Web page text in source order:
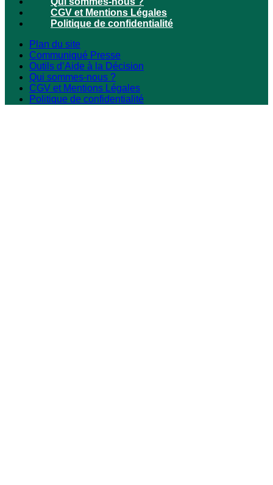
CGV et Mentions Légales
Politique de confidentialité
Plan du site
Communiqué Presse
Outils d’Aide à la Décision
Qui sommes-nous ?
CGV et Mentions Légales
Politique de confidentialité